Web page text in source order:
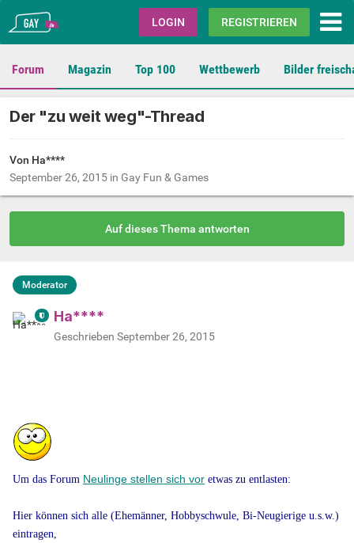
Gay.de LOGIN REGISTRIEREN
Forum Magazin Top 100 Wettbewerb Bilder
Der "zu weit weg"-Thread
Von Ha****
September 26, 2015 in Gay Fun & Games
Auf dieses Thema antworten
Moderator
Ha****
Geschrieben September 26, 2015
Um das Forum Neulinge stellen sich vor etwas zu entlasten:
Hier können sich alle (Ehemänner, Hobbyschwule, Bi-Neugierige u.s.w.)
eintragen,